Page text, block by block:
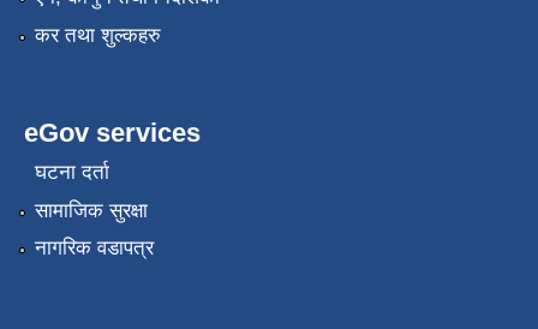
कर तथा शुल्कहरु
eGov services
घटना दर्ता
सामाजिक सुरक्षा
नागरिक वडापत्र